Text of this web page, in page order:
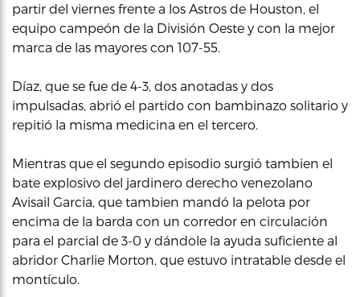
partir del viernes frente a los Astros de Houston, el
equipo campeón de la División Oeste y con la mejor
marca de las mayores con 107-55.
Díaz, que se fue de 4-3, dos anotadas y dos
impulsadas, abrió el partido con bambinazo solitario y
repitió la misma medicina en el tercero.
Mientras que el segundo episodio surgió tambien el
bate explosivo del jardinero derecho venezolano
Avisail Garcia, que tambien mandó la pelota por
encima de la barda con un corredor en circulación
para el parcial de 3-0 y dándole la ayuda suficiente al
abridor Charlie Morton, que estuvo intratable desde el
montículo.